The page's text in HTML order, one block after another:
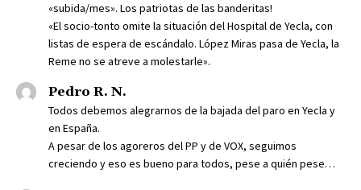
«subida/mes». Los patriotas de las banderitas!
«El socio-tonto omite la situación del Hospital de Yecla, con
listas de espera de escándalo. López Miras pasa de Yecla, la
Reme no se atreve a molestarle».
Pedro R. N.
Todos debemos alegrarnos de la bajada del paro en Yecla y
en España.
A pesar de los agoreros del PP y de VOX, seguimos
creciendo y eso es bueno para todos, pese a quién pese…